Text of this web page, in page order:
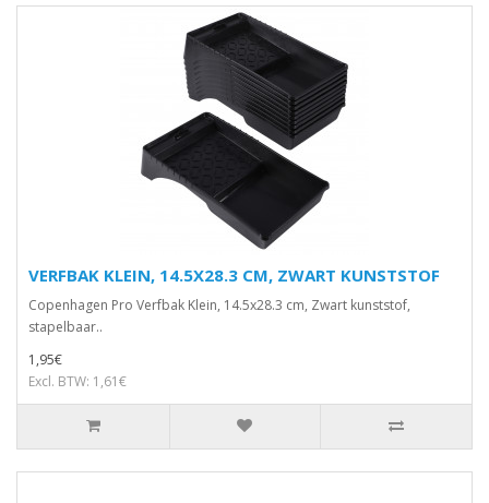
VERFBAK KLEIN, 14.5X28.3 CM, ZWART KUNSTSTOF
Copenhagen Pro Verfbak Klein, 14.5x28.3 cm, Zwart kunststof,
stapelbaar..
1,95€
Excl. BTW: 1,61€